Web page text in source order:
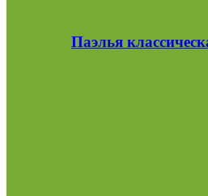
Паэлья